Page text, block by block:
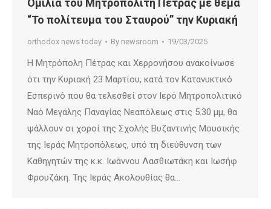
Ομιλία του Μητροπολίτη Πέτρας με θέμα
“Το πολίτευμα του Σταυρού” την Κυριακή
orthodox news today By newsroom 19/03/2025
Η Μητρόπολη Πέτρας και Χερρονήσου ανακοίνωσε
ότι την Κυριακή 23 Μαρτίου, κατά τον Κατανυκτικό
Εσπερινό που θα τελεσθεί στον Ιερό Μητροπολιτικό
Ναό Μεγάλης Παναγίας Νεαπόλεως στις 5.30 μμ, θα
ψάλλουν οι χοροί της Σχολής Βυζαντινής Μουσικής
της Ιεράς Μητροπόλεως, υπό τη διεύθυνση των
Καθηγητών της κ.κ. Ιωάννου Λασθιωτάκη και Ιωσήφ
Φρουζάκη. Της Ιεράς Ακολουθίας θα…